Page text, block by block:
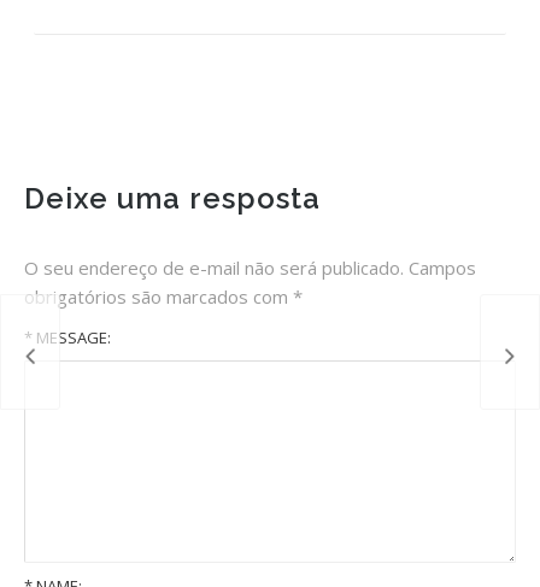
Deixe uma resposta
O seu endereço de e-mail não será publicado. Campos
obrigatórios são marcados com *
* MESSAGE: